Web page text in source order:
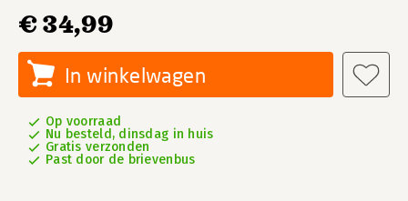
€ 34,99
In winkelwagen
Op voorraad
Nu besteld, dinsdag in huis
Gratis verzonden
Past door de brievenbus